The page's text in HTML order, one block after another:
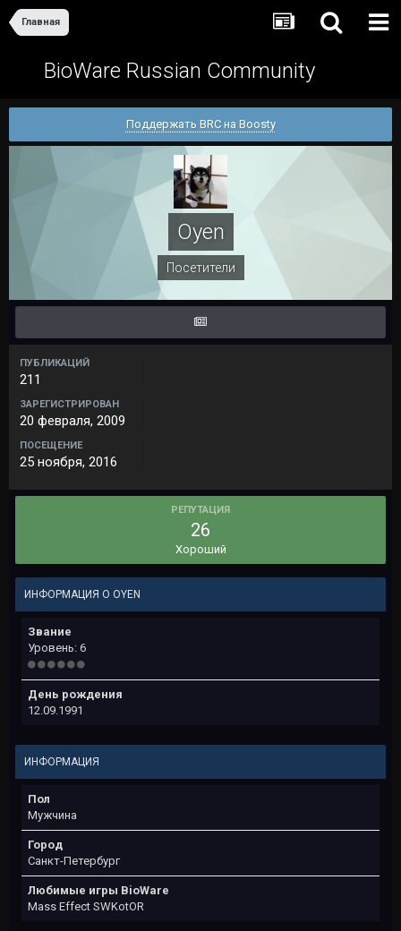
Главная
BioWare Russian Community
Поддержать BRC на Boosty
Oyen
Посетители
ПУБЛИКАЦИЙ
211
ЗАРЕГИСТРИРОВАН
20 февраля, 2009
ПОСЕЩЕНИЕ
25 ноября, 2016
РЕПУТАЦИЯ
26
Хороший
ИНФОРМАЦИЯ О OYEN
Звание
Уровень: 6
День рождения
12.09.1991
ИНФОРМАЦИЯ
Пол
Мужчина
Город
Санкт-Петербург
Любимые игры BioWare
Mass Effect SWKotOR